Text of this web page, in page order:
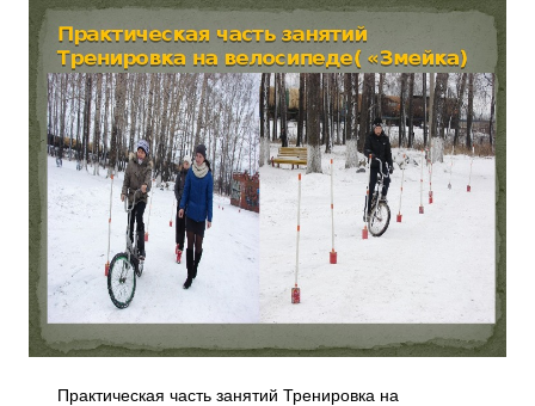
Практическая часть занятий Тренировка на